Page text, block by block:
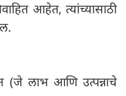
आहेत, त्यांच्यासाठी
(जे लाभ आणि उत्पन्नाचे